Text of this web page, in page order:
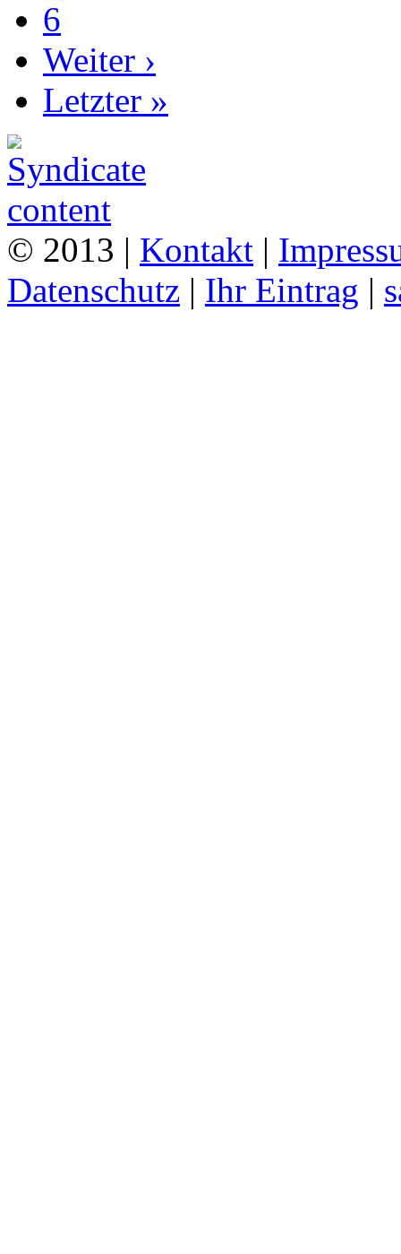
6
Weiter ›
Letzter »
© 2013 | Kontakt |
Datenschutz | Ihr Eintrag |